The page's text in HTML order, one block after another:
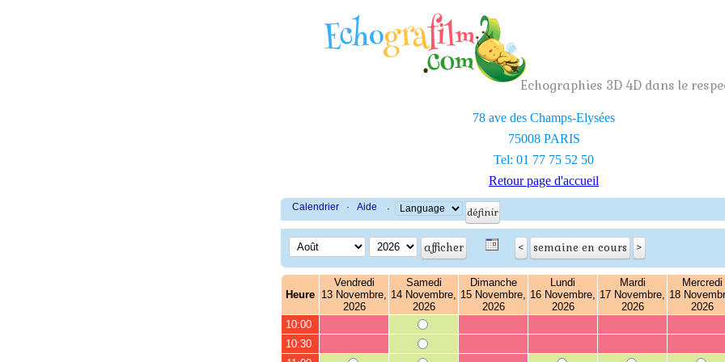
Echographies 3D 4D dans le
78 ave des Champs-Elysées
75008 PARIS
Tel: 01 77 75 52 50
Retour page d'accueil
Calendrier · Aide ·
Heure
Vendredi
13 Novembre,
2026
Samedi
14 Novembre,
2026
Dimanche
15 Novembre,
2026
Lundi
16 Novembre,
2026
Mardi
17 Novembre,
2026
Mercredi
18
2026
10:00
10:30